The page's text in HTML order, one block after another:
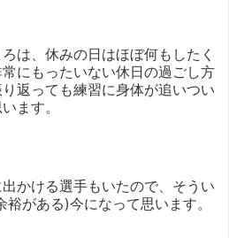
は、休みの日はほぼ何もしたく
にもったいない休日の過ごし方
返っても練習に身体が追いつい
ます。
かける選手もいたので、そうい
がある)今になって思います。